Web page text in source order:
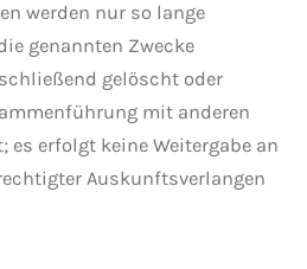
werden nur so lange
genannten Zwecke
gelöscht oder
mit anderen
erfolgt keine Weitergabe an
Auskunftsverlangen